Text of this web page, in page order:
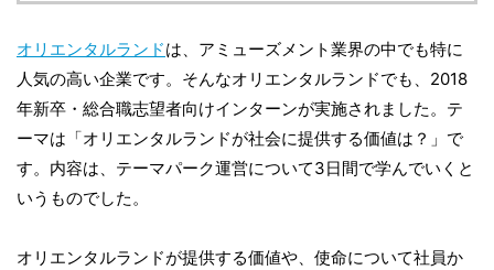
オリエンタルランドは、アミューズメント業界の中でも特に
人気の高い企業です。そんなオリエンタルランドでも、2018
年新卒・総合職志望者向けインターンが実施されました。テ
ーマは「オリエンタルランドが社会に提供する価値は？」で
す。内容は、テーマパーク運営について3日間で学んでいくと
いうものでした。
オリエンタルランドが提供する価値や、使命について社員か